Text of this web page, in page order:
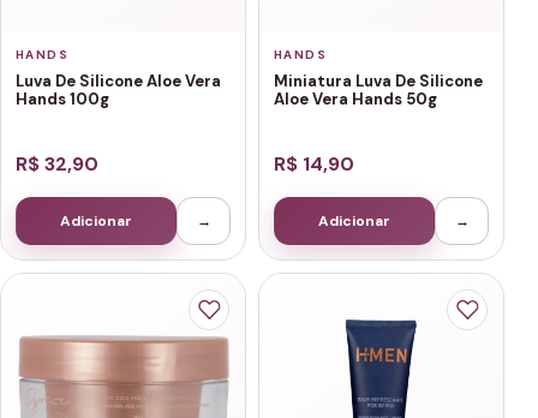
HANDS
Luva De Silicone Aloe Vera
Hands 100g
R$ 32,90
Adicionar →
HANDS
Miniatura Luva De Silicone
Aloe Vera Hands 50g
R$ 14,90
Adicionar →